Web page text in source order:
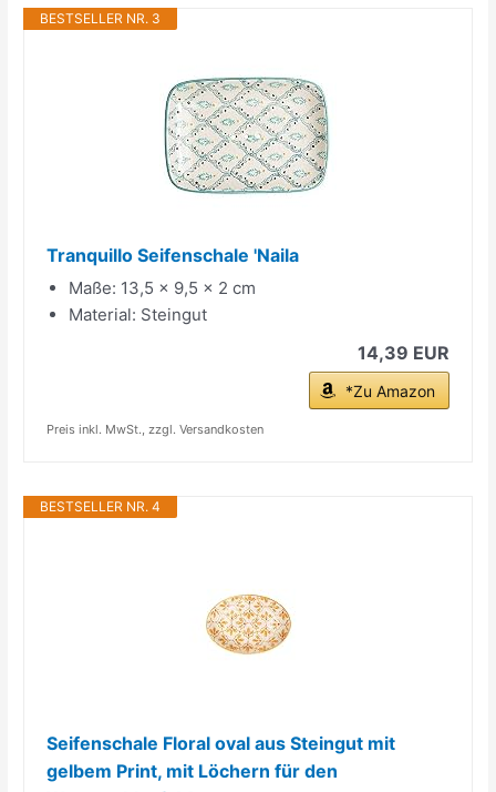
BESTSELLER NR. 3
Tranquillo Seifenschale 'Naila
Maße: 13,5 x 9,5 x 2 cm
Material: Steingut
14,39 EUR
*Zu Amazon
Preis inkl. MwSt., zzgl. Versandkosten
BESTSELLER NR. 4
Seifenschale Floral oval aus Steingut mit
gelbem Print, mit Löchern für den